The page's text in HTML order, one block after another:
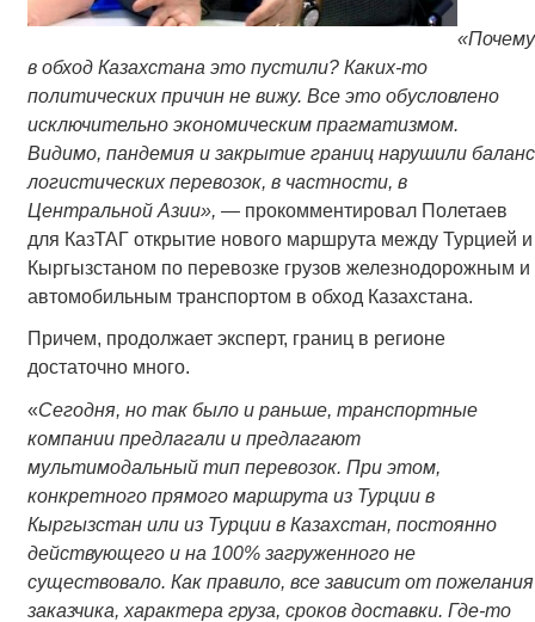
«Почему
в обход Казахстана это пустили? Каких-то
политических причин не вижу. Все это обусловлено
исключительно экономическим прагматизмом.
Видимо, пандемия и закрытие границ нарушили баланс
логистических перевозок, в частности, в
Центральной Азии», —прокомментировал Полетаев
для КазТАГ открытие нового маршрута между Турцией и
Кыргызстаном по перевозке грузов железнодорожным и
автомобильным транспортом в обход Казахстана.
Причем, продолжает эксперт, границ в регионе
достаточно много.
«Сегодня, но так было и раньше, транспортные
компании предлагали и предлагают
мультимодальный тип перевозок. При этом,
конкретного прямого маршрута из Турции в
Кыргызстан или из Турции в Казахстан, постоянно
действующего и на 100% загруженного не
существовало. Как правило, все зависит от пожелания
заказчика, характера груза, сроков доставки. Где-то